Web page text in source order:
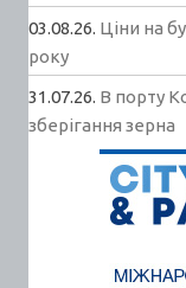
03.08.26. Ціни на
року
31.07.26. В порту
зберігання зерна